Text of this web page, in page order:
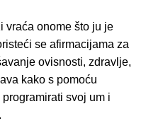
vraća onome što ju je
se afirmacijama za
ovisnosti, zdravlje,
kako s pomoću
svoj um i